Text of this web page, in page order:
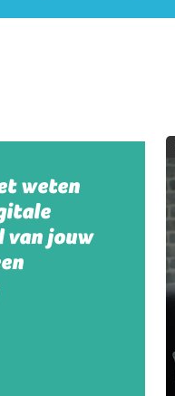
weten
van jouw